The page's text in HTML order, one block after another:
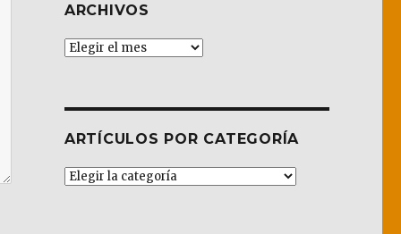
ARCHIVOS
Archivos
ARTÍCULOS POR CATEGORÍA
Artículos